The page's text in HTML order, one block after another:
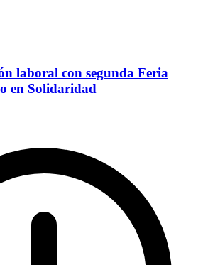
laboral con segunda Feria
en Solidaridad